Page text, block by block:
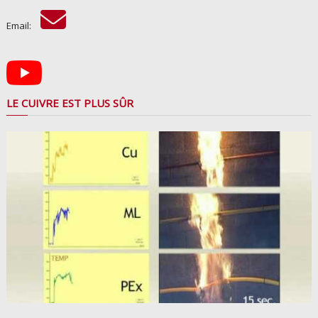
Email:
LE CUIVRE EST PLUS SÛR